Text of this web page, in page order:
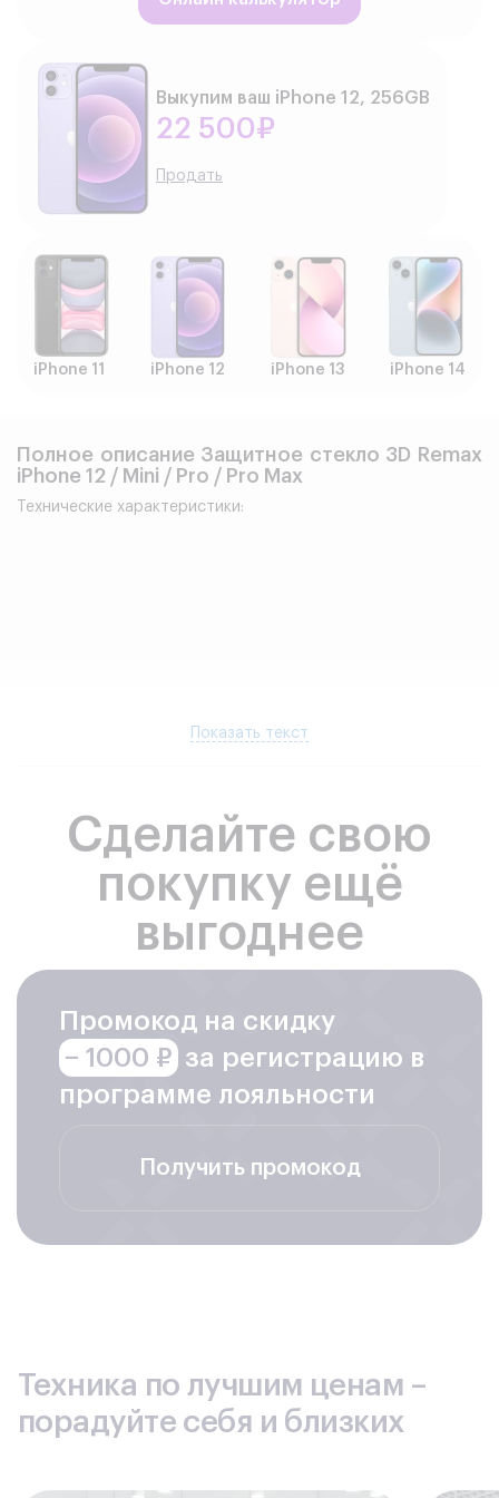
Выкупим ваш iPhone 12, 256GB
22 500₽
Продать
iPhone 11 iPhone 12 iPhone 13 iPhone 14
Полное описание Защитное стекло 3D Remax
iPhone 12 / Mini / Pro / Pro Max
Технические характеристики:
Показать текст
Сделайте свою
покупку ещё
выгоднее
Промокод на скидку
− 1000 ₽ за регистрацию в
программе лояльности
Получить промокод
Техника по лучшим ценам –
порадуйте себя и близких